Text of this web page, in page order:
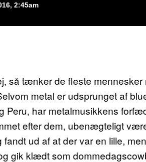
2:45am
så tænker de fleste
metal er udsprunget af
Peru, har metalmusikkens
efter dem, ubenægteligt
ud af at der var en lille,
gik klædt som